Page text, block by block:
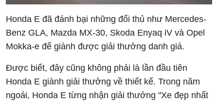
Honda E đã đánh bại những đối thủ như Mercedes-
Benz GLA, Mazda MX-30, Skoda Enyaq iV và Opel
Mokka-e để giành được giải thưởng danh giá.
Được biết, đây cũng không phải là lần đầu tiên
Honda E giành giải thưởng về thiết kế. Trong năm
ngoái, Honda E từng nhận giải thưởng "Xe đẹp nhất